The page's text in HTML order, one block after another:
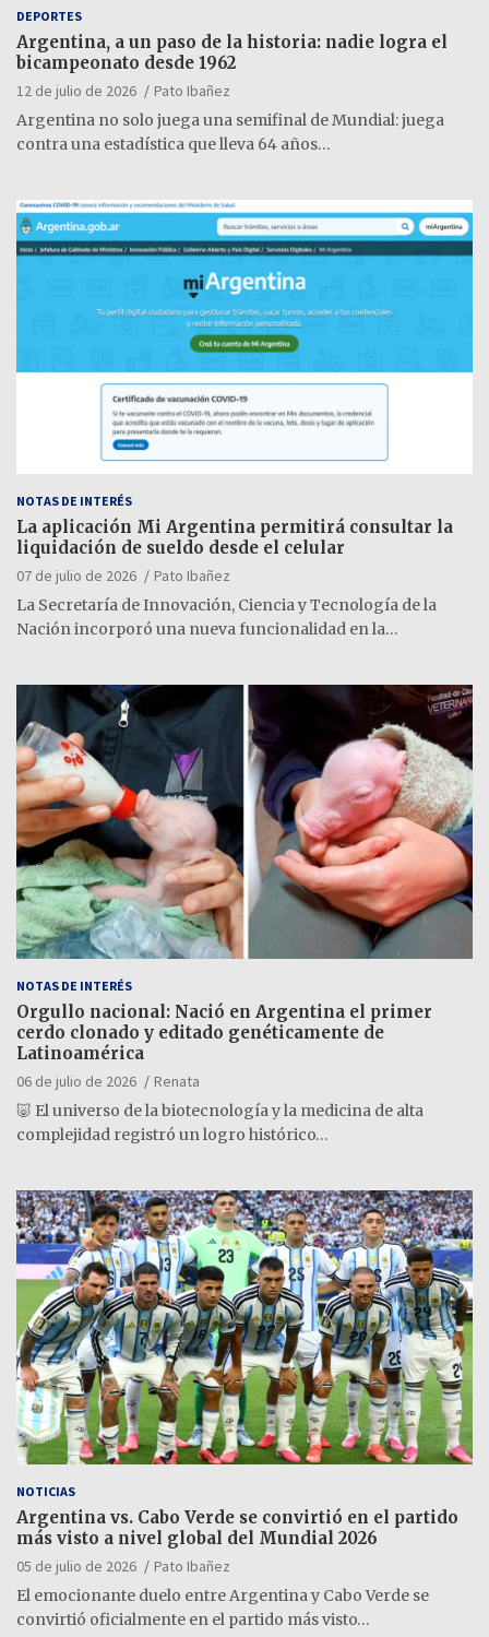
DEPORTES
Argentina, a un paso de la historia: nadie logra el
bicampeonato desde 1962
12 de julio de 2026
Pato Ibañez
Argentina no solo juega una semifinal de Mundial: juega
contra una estadística que lleva 64 años…
NOTAS DE INTERÉS
La aplicación Mi Argentina permitirá consultar la
liquidación de sueldo desde el celular
07 de julio de 2026
Pato Ibañez
La Secretaría de Innovación, Ciencia y Tecnología de la
Nación incorporó una nueva funcionalidad en la…
NOTAS DE INTERÉS
Orgullo nacional: Nació en Argentina el primer
cerdo clonado y editado genéticamente de
Latinoamérica
06 de julio de 2026
Renata
🐷 El universo de la biotecnología y la medicina de alta
complejidad registró un logro histórico…
NOTICIAS
Argentina vs. Cabo Verde se convirtió en el partido
más visto a nivel global del Mundial 2026
05 de julio de 2026
Pato Ibañez
El emocionante duelo entre Argentina y Cabo Verde se
convirtió oficialmente en el partido más visto…